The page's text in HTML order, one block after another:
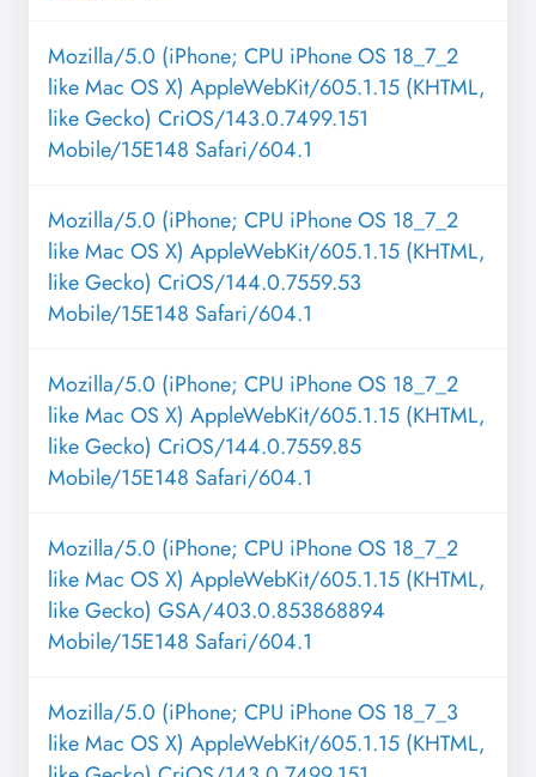
Mozilla/5.0 (iPhone; CPU iPhone OS 18_7_2
like Mac OS X) AppleWebKit/605.1.15 (KHTML,
like Gecko) CriOS/143.0.7499.151
Mobile/15E148 Safari/604.1
Mozilla/5.0 (iPhone; CPU iPhone OS 18_7_2
like Mac OS X) AppleWebKit/605.1.15 (KHTML,
like Gecko) CriOS/144.0.7559.53
Mobile/15E148 Safari/604.1
Mozilla/5.0 (iPhone; CPU iPhone OS 18_7_2
like Mac OS X) AppleWebKit/605.1.15 (KHTML,
like Gecko) CriOS/144.0.7559.85
Mobile/15E148 Safari/604.1
Mozilla/5.0 (iPhone; CPU iPhone OS 18_7_2
like Mac OS X) AppleWebKit/605.1.15 (KHTML,
like Gecko) GSA/403.0.853868894
Mobile/15E148 Safari/604.1
Mozilla/5.0 (iPhone; CPU iPhone OS 18_7_3
like Mac OS X) AppleWebKit/605.1.15 (KHTML,